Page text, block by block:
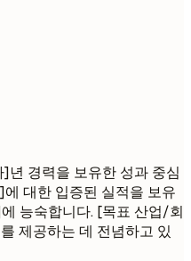
경력을 보유한 성과 중심
대한 입증된 실적을 보유
능숙합니다. [목표 산업/회
제공하는 데 전념하고 있